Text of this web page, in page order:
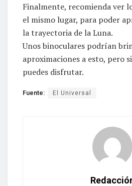
Finalmente, recomienda ver
el mismo lugar, para poder
la trayectoria de la Luna.
Unos binoculares podrían
aproximaciones a esto, pero
puedes disfrutar.
Fuente: El Universal